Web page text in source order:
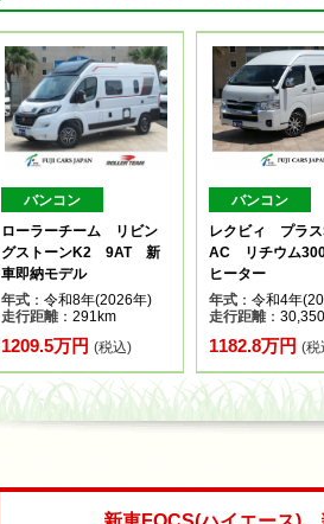
バンコン
ローラーチーム リビン
グストーンK2 9AT 新
車即納モデル
年式 ：令和8年(2026年)
走行距離：291km
1209.5万円 (税込)
バンコン
レクビィ プラ
AC リチウム
ヒーター
年式 ：令和4年
走行距離：
1182.8万円 (税